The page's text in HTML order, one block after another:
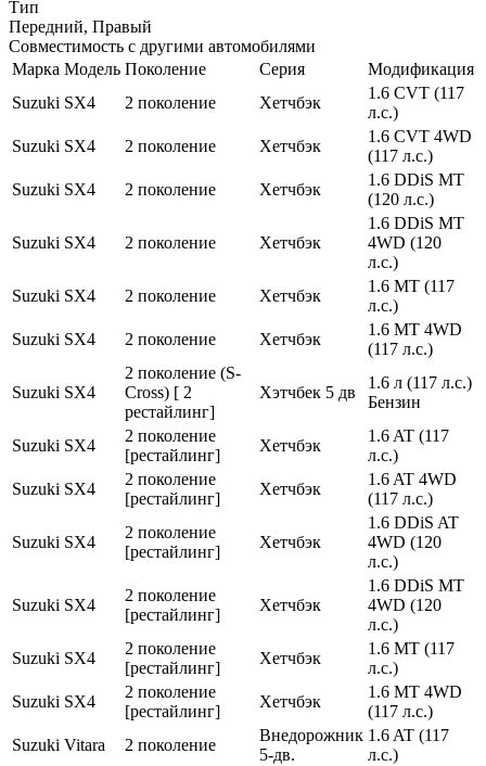
Тип
Передний, Правый
Совместимость с другими автомобилями
Марка Модель Поколение Серия
Модификация
Suzuki SX4 2 поколение Хетчбэк
1.6 CVT (117
л.с.)
Suzuki SX4 2 поколение Хетчбэк
1.6 CVT 4WD
(117 л.с.)
Suzuki SX4 2 поколение Хетчбэк
1.6 DDiS MT
(120 л.с.)
Suzuki SX4 2 поколение Хетчбэк
1.6 DDiS MT
4WD (120
л.с.)
Suzuki SX4 2 поколение Хетчбэк
1.6 MT (117
л.с.)
Suzuki SX4 2 поколение Хетчбэк
1.6 MT 4WD
(117 л.с.)
Suzuki SX4
2 поколение (S-
Cross) [ 2
рестайлинг]
Хэтчбек 5 дв
1.6 л (117 л.с.)
Бензин
Suzuki SX4
2 поколение
[рестайлинг]
Хетчбэк
1.6 AT (117
л.с.)
Suzuki SX4
2 поколение
[рестайлинг]
Хетчбэк
1.6 AT 4WD
(117 л.с.)
Suzuki SX4
2 поколение
[рестайлинг]
Хетчбэк
1.6 DDiS AT
4WD (120
л.с.)
Suzuki SX4
2 поколение
[рестайлинг]
Хетчбэк
1.6 DDiS MT
4WD (120
л.с.)
Suzuki SX4
2 поколение
[рестайлинг]
Хетчбэк
1.6 MT (117
л.с.)
Suzuki SX4
2 поколение
[рестайлинг]
Хетчбэк
1.6 MT 4WD
(117 л.с.)
Suzuki Vitara 2 поколение
Внедорожник
5-дв.
1.6 AT (117
л.с.)